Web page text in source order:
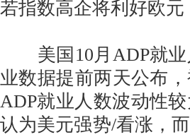
若指数高企将利好欧
美国10月ADP就业
业数据提前两天公布
ADP就业人数波动性
认为美元强势/看涨，